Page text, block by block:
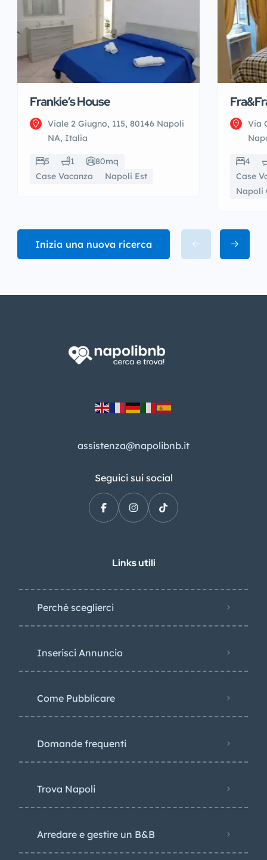
Frankie’s House
Viale 2 Giugno, 115, 80146 Napoli
NA, Italia
5 1
80mq
Case Vacanza
Napoli Est
Via
4
Case
Napoli
Inizia una nuova ricerca
assistenza@napolibnb.it
Seguici sui social
Links utili
Perché sceglierci
Inserisci Annuncio
Come Pubblicare
Domande frequenti
Trova Napoli
Arredare e gestire un B&B